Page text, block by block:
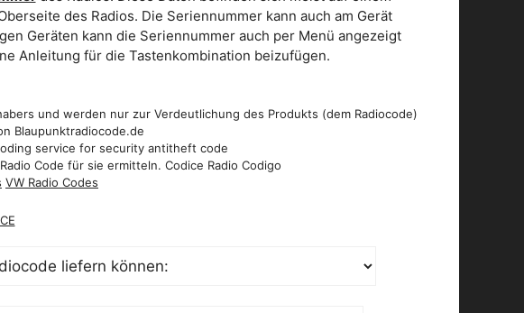
des Radios. Die Seriennummer kann auch am Gerät
Geräten kann die Seriennummer auch per Menü angezeigt
Anleitung für die Tastenkombination beizufügen.
und werden nur zur Verdeutlichung des Produkts (dem Radiocode)
Blaupunktradiocode.de
service for security antitheft code
Code für sie ermitteln. Codice Radio Codigo
VW Radio Codes